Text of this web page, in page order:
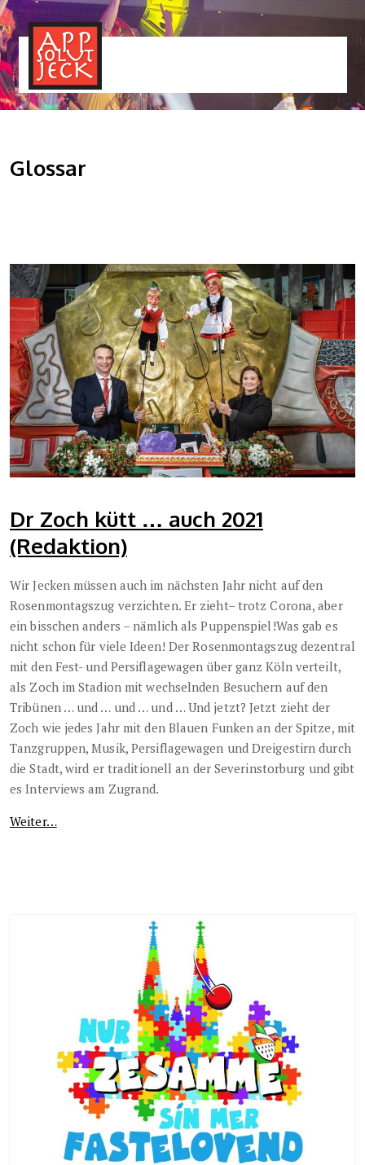
Glossar
Dr Zoch kütt … auch 2021
(Redaktion)
Wir Jecken müssen auch im nächsten Jahr nicht auf den
Rosenmontagszug verzichten. Er zieht– trotz Corona, aber
ein bisschen anders – nämlich als Puppenspiel!Was gab es
nicht schon für viele Ideen! Der Rosenmontagszug dezentral
mit den Fest- und Persiflagewagen über ganz Köln verteilt,
als Zoch im Stadion mit wechselnden Besuchern auf den
Tribünen … und … und … und … Und jetzt? Jetzt zieht der
Zoch wie jedes Jahr mit den Blauen Funken an der Spitze, mit
Tanzgruppen, Musik, Persiflagewagen und Dreigestirn durch
die Stadt, wird er traditionell an der Severinstorburg und gibt
es Interviews am Zugrand.
Weiter…